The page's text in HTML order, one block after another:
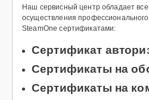
Наш сервисный центр обладает
осуществления
SteamOne сертификатами:
Сертификат
Сертификаты на
Сертификаты на